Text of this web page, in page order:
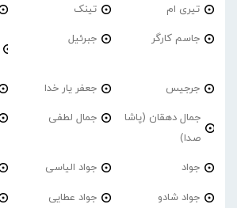
تیری ام تینک
جاسم کارگر جبرئیل
جرجیس جعفر یار خدا
جمال دهقان (پاشا
صدا)
جمال لطفی
جواد جواد الیاسی
جواد شادو جواد عطایی